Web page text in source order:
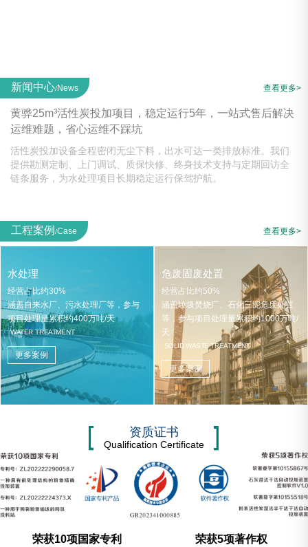
新闻中心/News 查看更多>
黄骅25m³活性炭投加项目，稳定运行5年，一站式售后解决
运维难题，省心运维不踩坑
活性炭投加设备全程密闭无尘下料，出水可达一类排放标准。我们
提供勘测定制、上门调试、质保快修、终身技术支持与定期回访全
链条服务，为水处理项目长期稳定运行保驾护航。
工程案例 /Case 查看更多>
水处理
经营占比约30%
涵盖自来水厂、污水处理厂等，参与
项目处理量累积约400万吨/天
WATER TREATMENT
更多案例
危废固废处置
经营占比约50%
涵盖垃圾焚烧厂、石化三泥危废处置
等，参与项目处理量累积约1000万吨/
天
SOLID WASTE TREATMENT
更多案例
资质证书
Qualification Certificate
荣获10项国家专利 荣获5项著作权